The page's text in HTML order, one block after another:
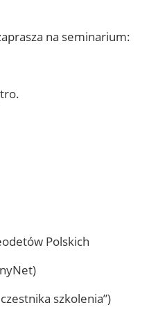
Pieczęć
na seminarium:
Polskich
szkolenia”)